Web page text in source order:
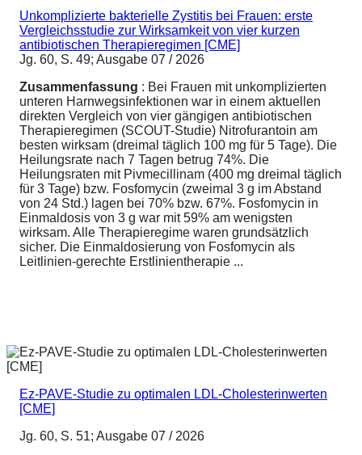
Unkomplizierte bakterielle Zystitis bei Frauen: erste
Vergleichsstudie zur Wirksamkeit von vier kurzen
antibiotischen Therapieregimen [CME]
Jg. 60, S. 49; Ausgabe 07 / 2026
Zusammenfassung : Bei Frauen mit unkomplizierten
unteren Harnwegsinfektionen war in einem aktuellen
direkten Vergleich von vier gängigen antibiotischen
Therapieregimen (SCOUT-Studie) Nitrofurantoin am
besten wirksam (dreimal täglich 100 mg für 5 Tage). Die
Heilungsrate nach 7 Tagen betrug 74%. Die
Heilungsraten mit Pivmecillinam (400 mg dreimal täglich
für 3 Tage) bzw. Fosfomycin (zweimal 3 g im Abstand
von 24 Std.) lagen bei 70% bzw. 67%. Fosfomycin in
Einmaldosis von 3 g war mit 59% am wenigsten
wirksam. Alle Therapieregime waren grundsätzlich
sicher. Die Einmaldosierung von Fosfomycin als
Leitlinien-gerechte Erstlinientherapie ...
Ez-PAVE-Studie zu optimalen LDL-Cholesterinwerten
[CME]
Jg. 60, S. 51; Ausgabe 07 / 2026